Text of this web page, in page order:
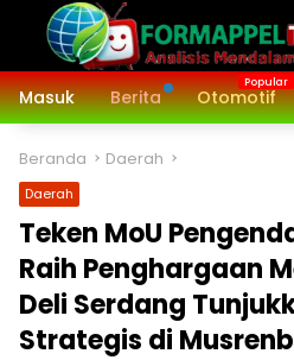
Langsung
konten
Masuk
Berita Otomotif
Beranda Daerah
Daerah
Teken MoU
Raih Penghargaan
Deli Serdang
Strategis di